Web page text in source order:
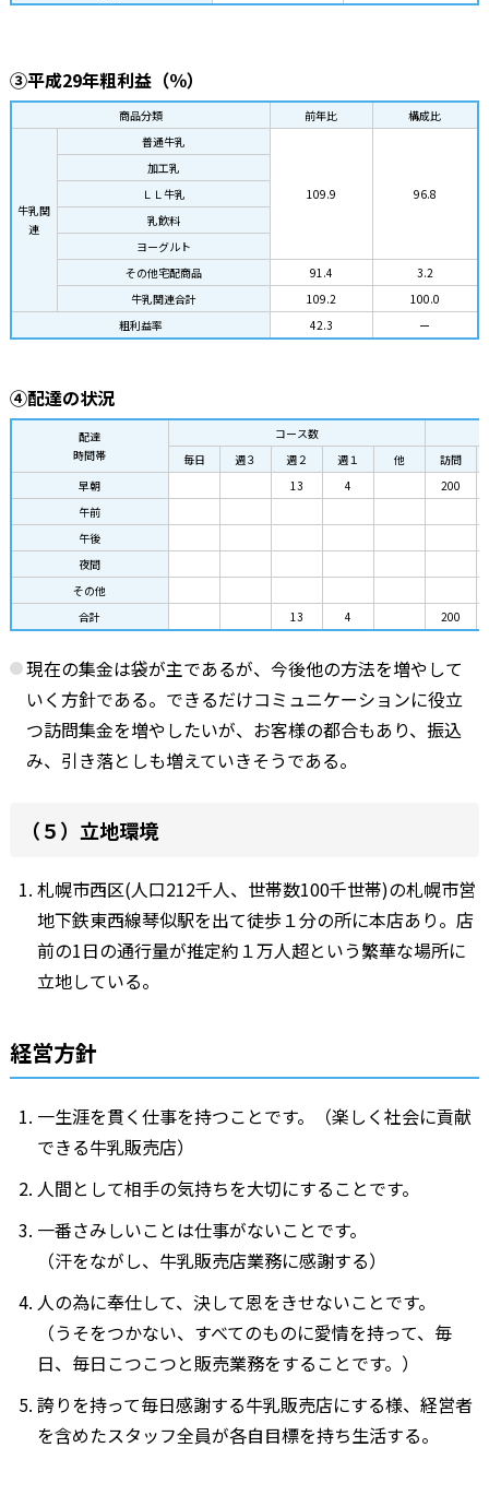
③平成29年粗利益（％）
商品分類 前年比 構成比
牛乳関
連
普通牛乳
109.9 96.8
加工乳
ＬＬ牛乳
乳飲料
ヨーグルト
その他宅配商品
91.4
3.2
牛乳関連合計
109.2
100.0
粗利益率
42.3 ー
④配達の状況
配達
時間帯
コース数
毎日
週３ 週２ 週１ 他
訪問
早朝
13 4
200
午前
午後
夜間
その他
合計
13 4 200
現在の集金は袋が主であるが、今後他の方法を増やして
いく方針である。できるだけコミュニケーションに役立
つ訪問集金を増やしたいが、お客様の都合もあり、振込
み、引き落としも増えていきそうである。
（５）立地環境
札幌市西区(人口212千人、世帯数100千世帯)の札幌市営
地下鉄東西線琴似駅を出て徒歩１分の所に本店あり。店
前の1日の通行量が推定約１万人超という繁華な場所に
立地している。
経営方針
一生涯を貫く仕事を持つことです。（楽しく社会に貢献
できる牛乳販売店）
人間として相手の気持ちを大切にすることです。
一番さみしいことは仕事がないことです。
（汗をながし、牛乳販売店業務に感謝する）
人の為に奉仕して、決して恩をきせないことです。
（うそをつかない、すべてのものに愛情を持って、毎
日、毎日こつこつと販売業務をすることです。）
誇りを持って毎日感謝する牛乳販売店にする様、経営者
を含めたスタッフ全員が各自目標を持ち生活する。